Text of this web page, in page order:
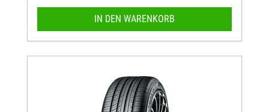
IN DEN WARENKORB